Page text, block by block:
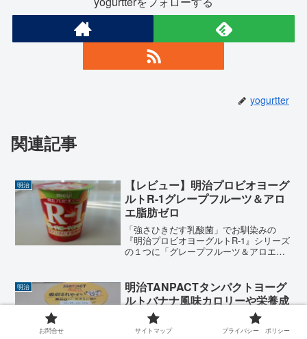
yogurtter
関連記事
明治
【レビュー】明治プロビオヨーグ
ルトR-1グレープフルーツ＆アロ
エ脂肪ゼロ
「強さひきだす乳酸菌」でお馴染みの
『明治プロビオヨーグルトR-1』シリーズ
の１つに「グレープフルーツ＆アロエ脂
味」と弾力があり食感が楽しめる「アロ
エ葉肉」が入った『明治...
明治
明治TANPACTタンパクトヨーグ
ルトバナナ風味カロリーや栄養成
分表示はどうなの？
『明治【TANPACT】タンパクトヨーグル
お問合せ サイトマップ プライバシー ポリシー